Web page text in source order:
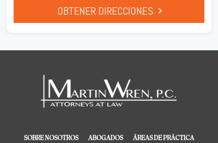
OBTENER DIRECCIONES
SOBRE NOSOTROS ABOGADOS ÁREAS DE PRÁCTICA